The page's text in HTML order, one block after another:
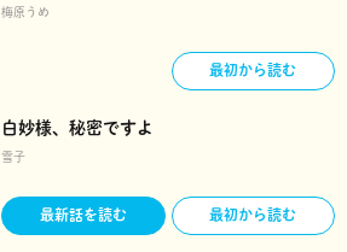
梅原うめ
最初から読む
白妙様、秘密ですよ
雪子
最新話を読む 最初から読む